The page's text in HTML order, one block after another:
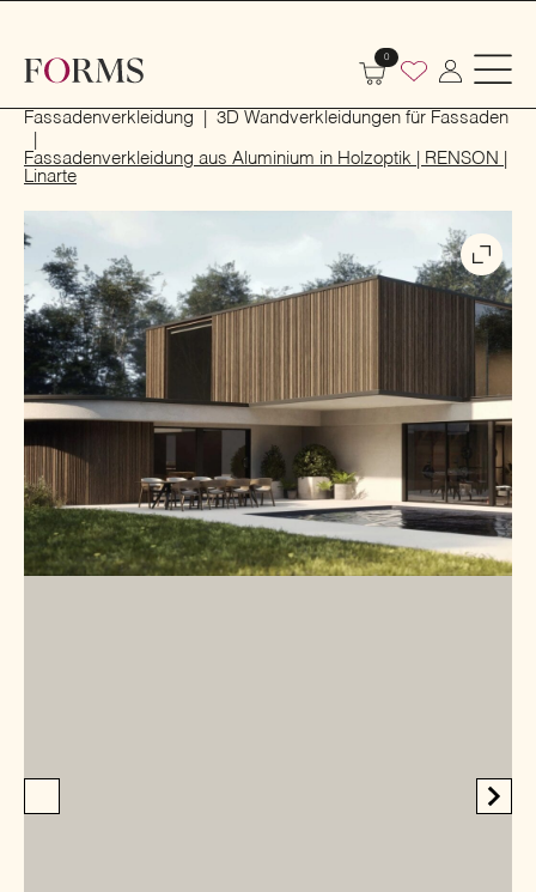
0
Fassadenverkleidung
3D Wandverkleidungen für Fassaden
Fassadenverkleidung aus Aluminium in Holzoptik | RENSON |
Linarte